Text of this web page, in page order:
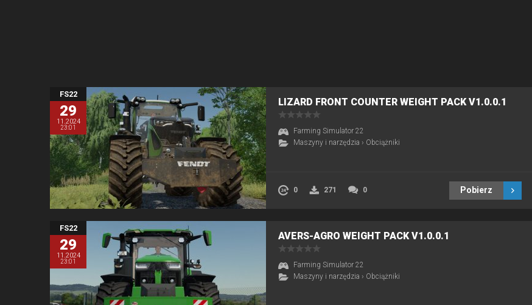
FS22
29
11.2024
23:01
LIZARD FRONT COUNTER WEIGHT PACK V1.0.0.1
Farming Simulator 22
Maszyny i narzędzia › Obciążniki
0 271 0 Pobierz
FS22
29
11.2024
23:01
AVERS-AGRO WEIGHT PACK V1.0.0.1
Farming Simulator 22
Maszyny i narzędzia › Obciążniki